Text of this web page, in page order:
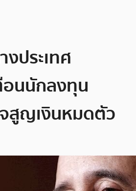
ประเทศ
อนนักลงทุน
สูญเงินหมดตัว